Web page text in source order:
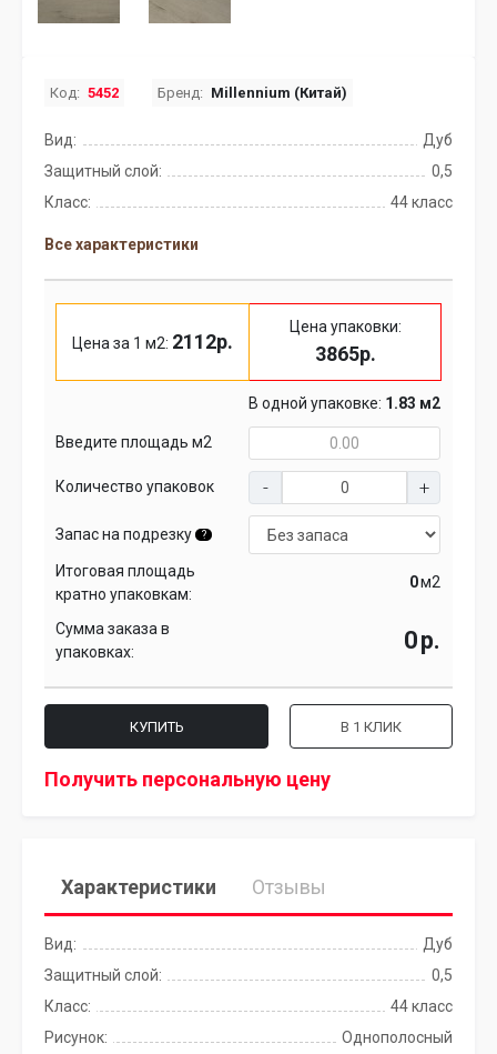
Код: 5452 Бренд: Millennium (Китай)
Вид:
Дуб
Защитный слой:
0,5
Класс:
44 класс
Все характеристики
Цена за 1 м2: 2112р.
Цена упаковки:
3865р.
В одной упаковке: 1.83 м2
Введите площадь м2
Количество упаковок
Запас на подрезку ?
Итоговая площадь
кратно упаковкам:
м2
Сумма заказа в
упаковках:
р.
КУПИТЬ В 1 КЛИК
Получить персональную цену
Характеристики Отзывы
Вид:
Дуб
Защитный слой:
0,5
Класс:
44 класс
Рисунок:
Однополосный